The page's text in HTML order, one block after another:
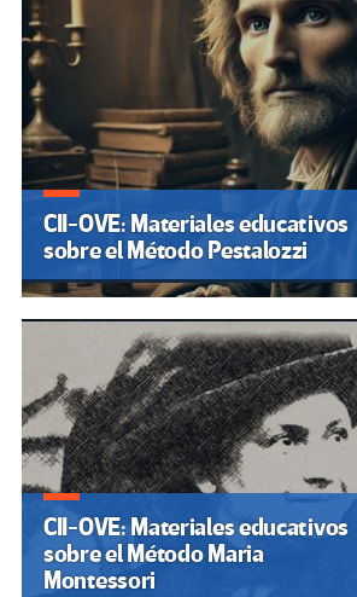
CII-OVE: Materiales educativos
sobre el Método Pestalozzi
CII-OVE: Materiales educativos
sobre el Método Maria
Montessori